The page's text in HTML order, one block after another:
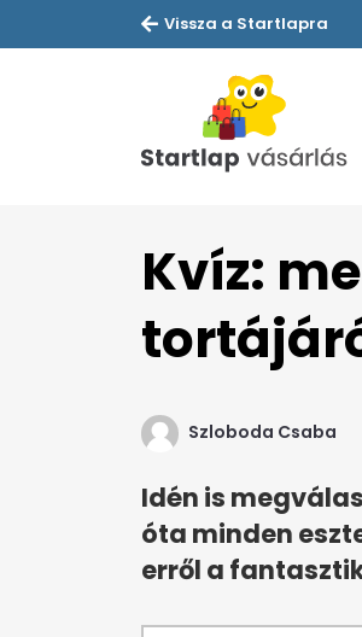
Vissza a Startlapra
Kvíz:
Szloboda Csaba
Idén is
óta minden
erről a